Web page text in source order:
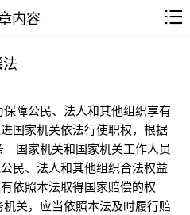
内容
公民、法人和其他组织享有
国家机关依法行使职权，根据
家机关和国家机关工作人员
民、法人和其他组织合法权益
依照本法取得国家赔偿的权
，应当依照本法及时履行赔